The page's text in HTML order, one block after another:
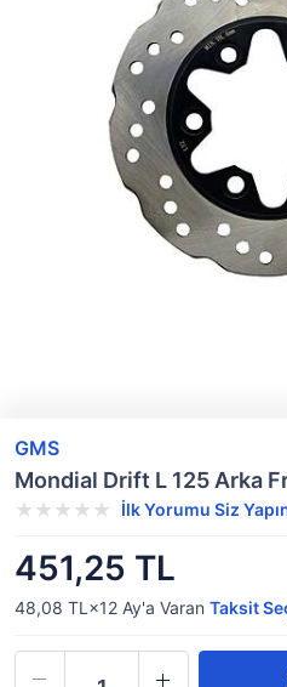
GMS
Mondial Drift L 125 Arka
İlk Yorumu Siz
451,25 TL
48,08 TL×12 Ay'a Varan Taksit